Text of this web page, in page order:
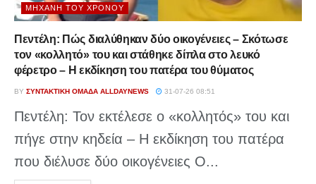
ΜΗΧΑΝΉ ΤΟΥ ΧΡΌΝΟΥ
Πεντέλη: Πώς διαλύθηκαν δύο οικογένειες – Σκότωσε
τον «κολλητό» του και στάθηκε δίπλα στο λευκό
φέρετρο – Η εκδίκηση του πατέρα του θύματος
BY ΣΥΝΤΑΚΤΙΚΉ ΟΜΆΔΑ ALLDAYNEWS 31-07-26 08:51
Πεντέλη: Τον εκτέλεσε ο «κολλητός» του και
πήγε στην κηδεία – Η εκδίκηση του πατέρα
που διέλυσε δύο οικογένειες Ο...